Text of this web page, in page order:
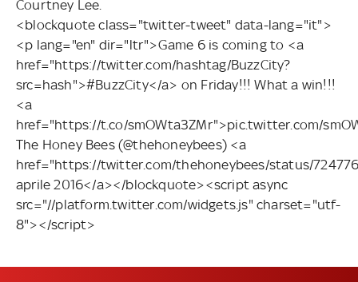
Courtney Lee.
<blockquote class="twitter-tweet" data-lang="it">
<p lang="en" dir="ltr">Game 6 is coming to <a
href="https://twitter.com/hashtag/BuzzCity?
src=hash">#BuzzCity</a> on Friday!!! What a win!!!
<a
href="https://t.co/smOWta3ZMr">pic.twitter.com/
The Honey Bees (@thehoneybees) <a
href="https://twitter.com/thehoneybees/status/
aprile 2016</a></blockquote><script async
src="//platform.twitter.com/widgets.js" charset="utf-
8"></script>